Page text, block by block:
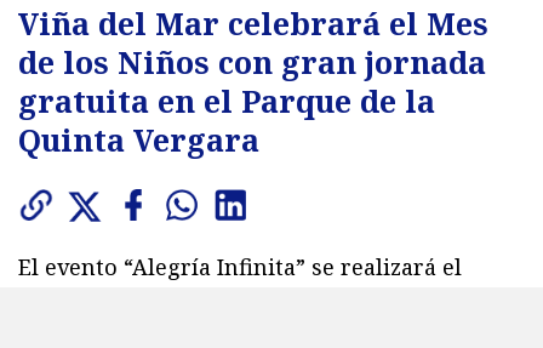
Viña del Mar celebrará el Mes
de los Niños con gran jornada
gratuita en el Parque de la
Quinta Vergara
El evento “Alegría Infinita” se realizará el